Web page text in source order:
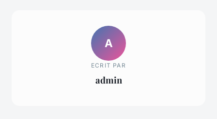
A
ECRIT PAR
admin